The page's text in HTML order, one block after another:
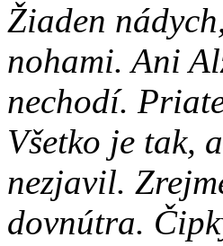
Žiaden
nohami. Ani
nechodí.
Všetko je tak,
nezjavil.
dovnútra.